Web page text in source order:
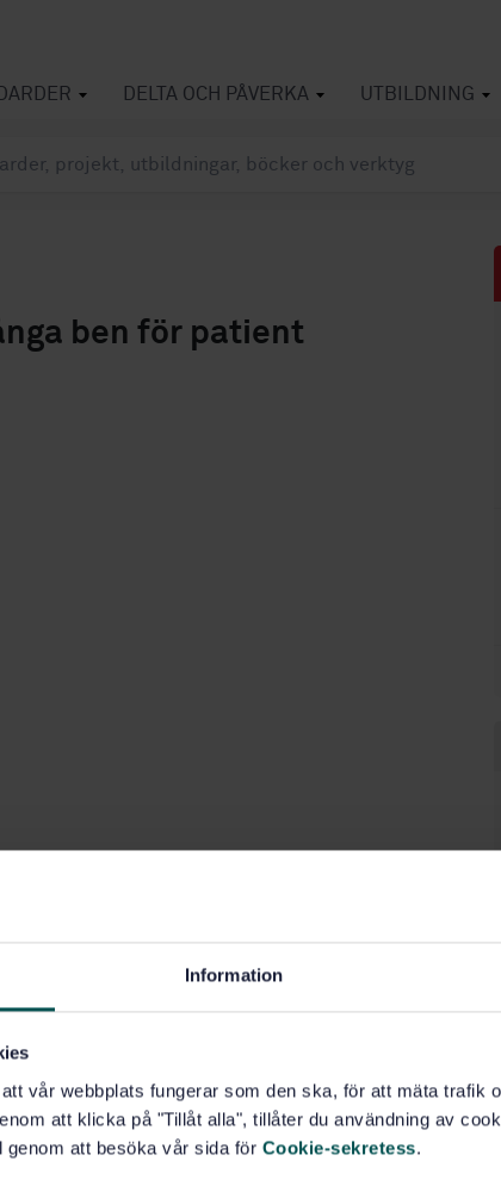
Information
vår webbplats fungerar som den ska, för att mäta trafik
att klicka på "Tillåt alla", tillåter du användning av
genom att besöka vår sida för Cookie-sekretess.
DELTA OCH PÅVERKA UTBILDNING
ben för patient